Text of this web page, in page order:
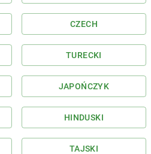
CZECH
TURECKI
JAPOŃCZYK
HINDUSKI
TAJSKI